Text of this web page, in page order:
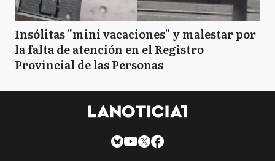
Insólitas "mini vacaciones" y malestar por
la falta de atención en el Registro
Provincial de las Personas